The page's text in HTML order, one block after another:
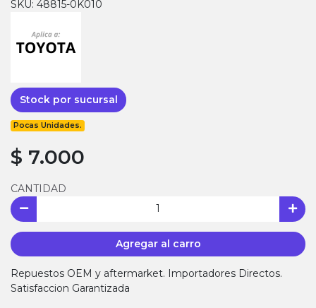
SKU: 48815-0K010
Stock por sucursal
Pocas Unidades.
$ 7.000
CANTIDAD
Agregar al carro
Repuestos OEM y aftermarket. Importadores Directos.
Satisfaccion Garantizada